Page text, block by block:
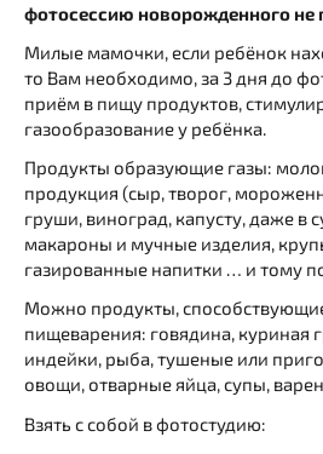
фотосессию новорожденного не
Милые мамочки, если ребёнок
то Вам необходимо, за 3 дня до
приём в пищу продуктов,
газообразование у ребёнка.
Продукты образующие газы:
продукция (сыр, творог,
груши, виноград, капусту, даже в
макароны и мучные изделия,
газированные напитки … и тому
Можно продукты,
пищеварения: говядина, куриная
индейки, рыба, тушеные или
овощи, отварные яйца, супы,
Взять с собой в фотостудию: